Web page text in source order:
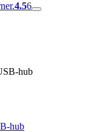
4.56
hub
hub